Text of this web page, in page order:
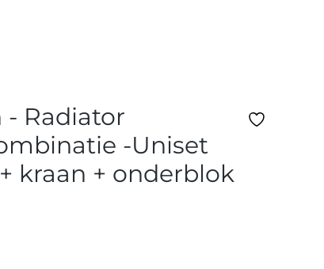
Radiator
-Uniset
kraan + onderblok